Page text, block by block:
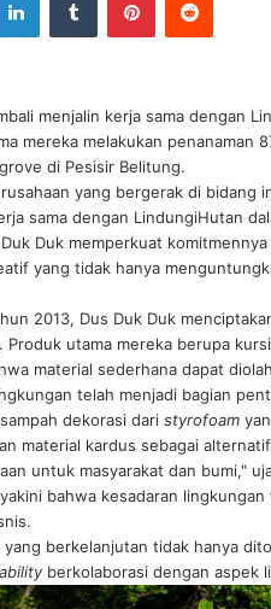
menjalin kerja sama dengan
mereka melakukan penanaman
di Pesisir Belitung.
yang bergerak di
sama dengan LindungiHutan
Duk memperkuat
yang tidak hanya
2013, Dus Duk Duk
Produk utama mereka berupa
material sederhana dapat
telah menjadi bagian
dekorasi dari styrofoam
material kardus sebagai
untuk masyarakat dan bumi,"
bahwa kesadaran
yang berkelanjutan tidak hanya
berkolaborasi dengan aspek